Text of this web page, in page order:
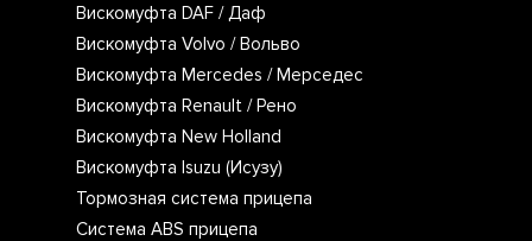
Вискомуфта DAF / Даф
Вискомуфта Volvo / Вольво
Вискомуфта Mercedes / Мерседес
Вискомуфта Renault / Рено
Вискомуфта New Holland
Вискомуфта Isuzu (Исузу)
Тормозная система прицепа
Система ABS прицепа